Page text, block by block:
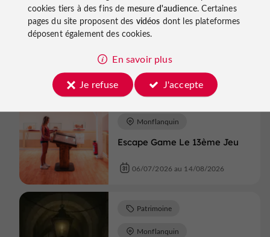
Visite Guidée Marmande à la
Lanterne
13/07/2026 au 20/08/2026
Escape Game Le 13ème Jeu
Patrimoine
Monflanquin
06/07/2026 au 14/08/2026
Patrimoine
Monflanquin
cookies tiers à des fins de mesure d'audience. Certaines
pages du site proposent des vidéos dont les plateformes
déposent également des cookies.
En savoir plus
Je refuse
J'accepte